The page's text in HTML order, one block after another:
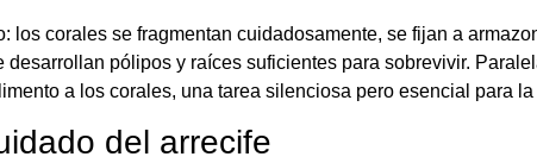
los corales se fragmentan cuidadosamente, se fijan a
pólipos y raíces suficientes para sobrevivir.
a los corales, una tarea silenciosa pero esencial para
del arrecife